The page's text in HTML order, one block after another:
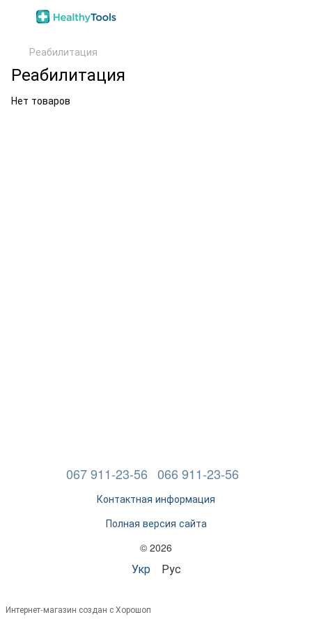
Реабилитация
Реабилитация
Нет товаров
067 911-23-56 066 911-23-56
Контактная информация
Полная версия сайта
© 2026
Укр Рус
Интернет-магазин создан с Хорошоп